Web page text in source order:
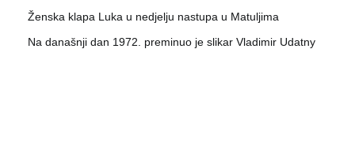
Ženska klapa Luka u nedjelju nastupa u Matuljima
Na današnji dan 1972. preminuo je slikar Vladimir Udatny